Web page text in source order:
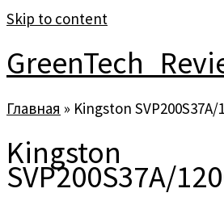
Skip to content
Главная » Kingston SVP200S37A/
Kingston
SVP200S37A/